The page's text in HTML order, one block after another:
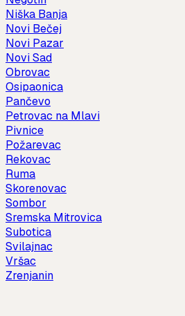
Niška Banja
Novi Bečej
Novi Pazar
Novi Sad
Obrovac
Osipaonica
Pančevo
Petrovac na Mlavi
Pivnice
Požarevac
Rekovac
Ruma
Skorenovac
Sombor
Sremska Mitrovica
Subotica
Svilajnac
Vršac
Zrenjanin